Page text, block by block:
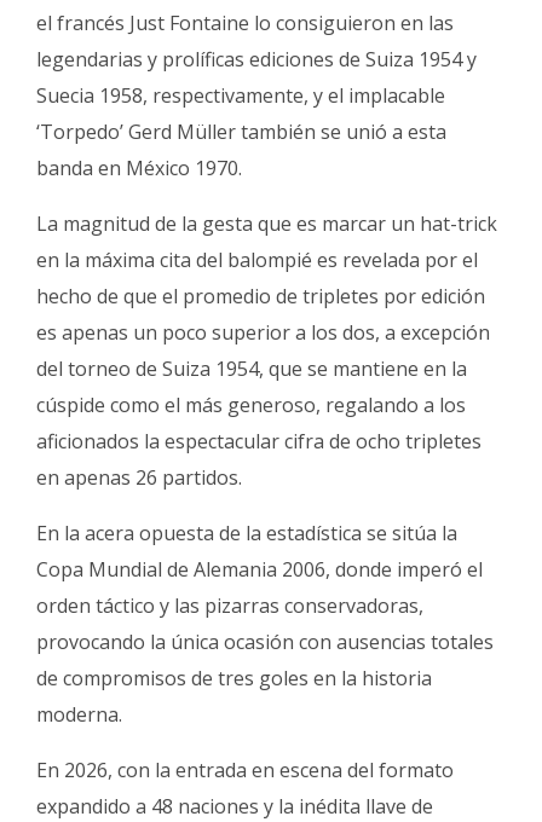
el francés Just Fontaine lo consiguieron en las
legendarias y prolíficas ediciones de Suiza 1954 y
Suecia 1958, respectivamente, y el implacable
‘Torpedo’ Gerd Müller también se unió a esta
banda en México 1970.
La magnitud de la gesta que es marcar un hat-trick
en la máxima cita del balompié es revelada por el
hecho de que el promedio de tripletes por edición
es apenas un poco superior a los dos, a excepción
del torneo de Suiza 1954, que se mantiene en la
cúspide como el más generoso, regalando a los
aficionados la espectacular cifra de ocho tripletes
en apenas 26 partidos.
En la acera opuesta de la estadística se sitúa la
Copa Mundial de Alemania 2006, donde imperó el
orden táctico y las pizarras conservadoras,
provocando la única ocasión con ausencias totales
de compromisos de tres goles en la historia
moderna.
En 2026, con la entrada en escena del formato
expandido a 48 naciones y la inédita llave de